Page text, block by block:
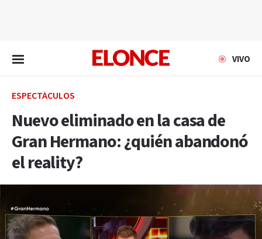
VIVO
ESPECTÁCULOS
Nuevo eliminado en la casa de
Gran Hermano: ¿quién abandonó
el reality?